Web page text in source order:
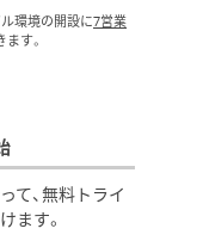
環境の開設に7営業
す。
て、無料トライ
ます。